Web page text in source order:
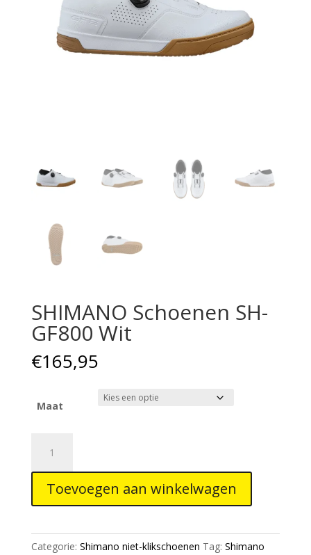
SHIMANO Schoenen SH-
GF800 Wit
€165,95
Maat
Schoenen
SH-
GF800
Wit
Toevoegen aan winkelwagen
Categorie: Shimano niet-klikschoenen Tag: Shimano